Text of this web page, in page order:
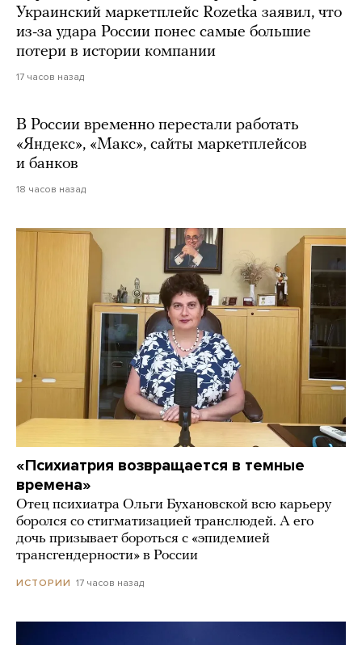
Украинский маркетплейс Rozetka заявил, что
из-за удара России понес самые большие
потери в истории компании
17 часов назад
В России временно перестали работать
«Яндекс», «Макс», сайты маркетплейсов
и банков
18 часов назад
«Психиатрия возвращается в темные
времена»
Отец психиатра Ольги Бухановской всю карьеру
боролся со стигматизацией транслюдей. А его
дочь призывает бороться с «эпидемией
трансгендерности» в России
ИСТОРИИ 17 часов назад